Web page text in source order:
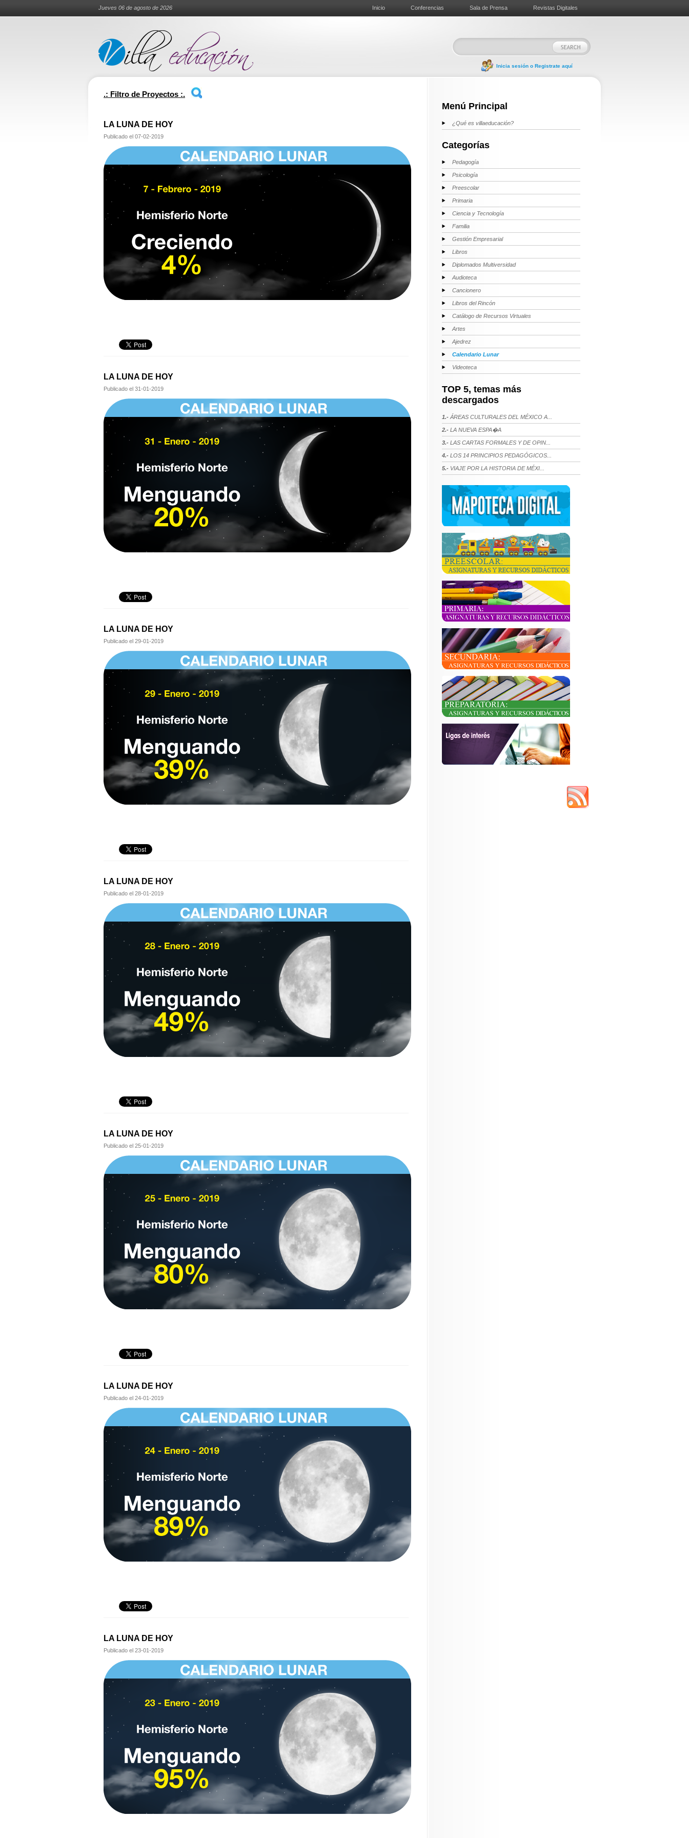
Jueves 06 de agosto de 2026 Inicio Conferencias Sala de Prensa Revistas Digitales
Inicia sesión o Registrate aquí
.: Filtro de Proyectos :.
LA LUNA DE HOY
Publicado el 07-02-2019
LA LUNA DE HOY
Publicado el 31-01-2019
LA LUNA DE HOY
Publicado el 29-01-2019
LA LUNA DE HOY
Publicado el 28-01-2019
LA LUNA DE HOY
Publicado el 25-01-2019
LA LUNA DE HOY
Publicado el 24-01-2019
LA LUNA DE HOY
Publicado el 23-01-2019
Menú Principal
¿Qué es villaeducación?
Categorías
Pedagogía
Psicología
Preescolar
Primaria
Ciencia y Tecnología
Familia
Gestión Empresarial
Libros
Diplomados Multiversidad
Audioteca
Cancionero
Libros del Rincón
Catálogo de Recursos Virtuales
Artes
Ajedrez
Calendario Lunar
Videoteca
TOP 5, temas más
descargados
1.- ÁREAS CULTURALES DEL MÉXICO A...
2.- LA NUEVA ESPA�A
3.- LAS CARTAS FORMALES Y DE OPIN...
4.- LOS 14 PRINCIPIOS PEDAGÓGICOS...
5.- VIAJE POR LA HISTORIA DE MÉXI...